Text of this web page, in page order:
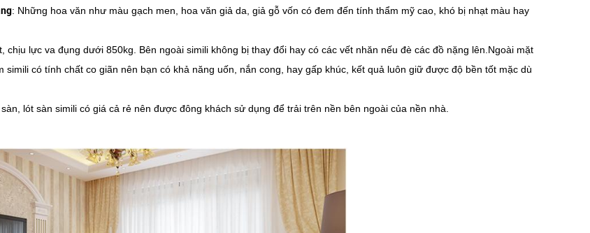
: Những hoa văn như màu gạch men, hoa văn giả da, giả gỗ vốn có đem đến tính thẩm mỹ cao, khó bị nhạt màu hay
chịu lực va đụng dưới 850kg. Bên ngoài simili không bị thay đổi hay có các vết nhăn nếu đè các đồ nặng lên.Ngoài mặt
có tính chất co giãn nên bạn có khả năng uốn, nắn cong, hay gấp khúc, kết quả luôn giữ được độ bền tốt mặc dù
lót sàn simili có giá cả rẻ nên được đông khách sử dụng để trải trên nền bên ngoài của nền nhà.